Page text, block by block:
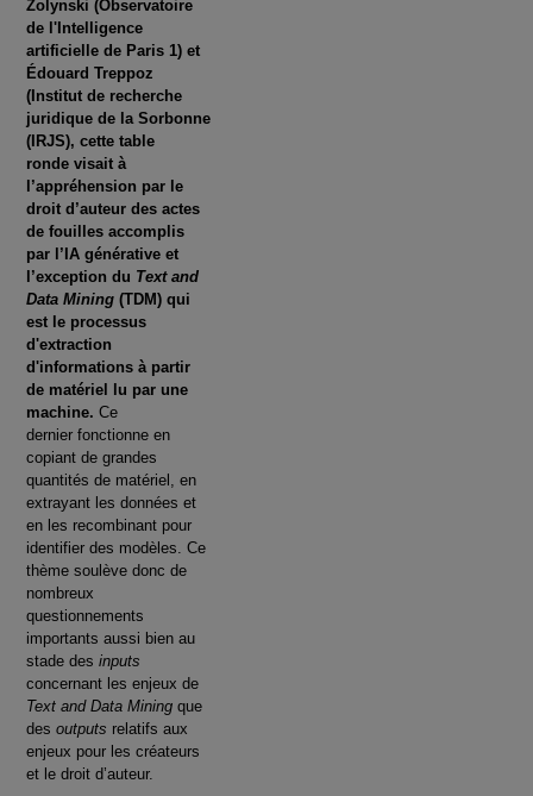
Zolynski (Observatoire
de l'Intelligence
artificielle de Paris 1) et
Édouard Treppoz
(Institut de recherche
juridique de la Sorbonne
(IRJS), cette table
ronde visait à
l’appréhension par le
droit d’auteur des actes
de fouilles accomplis
par l’IA générative et
l’exception du Text and
Data Mining (TDM) qui
est le processus
d'extraction
d'informations à partir
de matériel lu par une
machine. Ce
dernier fonctionne en
copiant de grandes
quantités de matériel, en
extrayant les données et
en les recombinant pour
identifier des modèles. Ce
thème soulève donc de
nombreux
questionnements
importants aussi bien au
stade des inputs
concernant les enjeux de
Text and Data Mining que
des outputs relatifs aux
enjeux pour les créateurs
et le droit d’auteur.